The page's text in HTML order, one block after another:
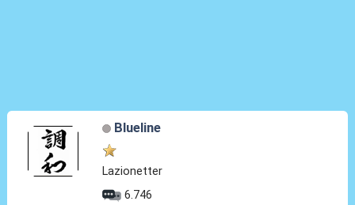
Blueline
Lazionetter
6.746